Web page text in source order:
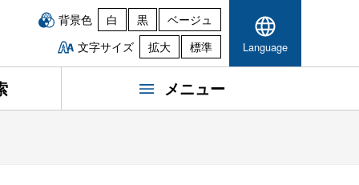
背景色 白 黒
ベージュ
文字サイズ
拡大 標準 Language
メニュー